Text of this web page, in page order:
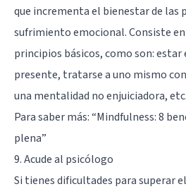
que incrementa el bienestar de las
sufrimiento emocional. Consiste
principios básicos, como son:
presente, tratarse a uno mismo
una mentalidad no enjuiciadora, etc.
Para saber más: “Mindfulness: 8
plena”
9. Acude al psicólogo
Si tienes dificultades para superar